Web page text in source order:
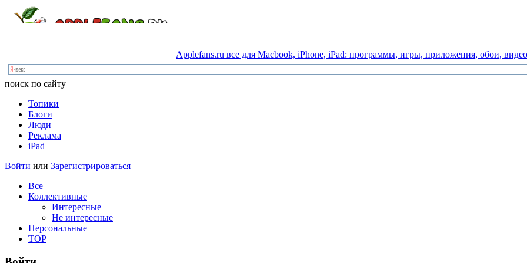
Applefans.ru все для Macbook, iPhone, iPad: программы, игры, приложения, обои, видео
поиск по сайту
Топики
Блоги
Люди
Реклама
iPad
Войти или Зарегистрироваться
Все
Коллективные
Интересные
Не интересные
Персональные
TOP